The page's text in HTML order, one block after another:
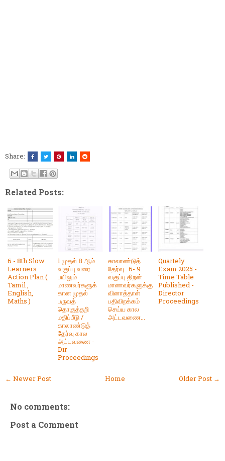
Share:
Related Posts:
6 - 8th Slow
Learners
Action Plan (
Tamil ,
English,
Maths )
1 முதல் 8 ஆம்
வகுப்பு வரை
பயிலும்
மாணவர்களுக்
கான முதல்
பருவத்
தொகுத்தறி
மதிப்பீடு /
காலாண்டுத்
தேர்வு கால
அட்டவணை -
Dir
Proceedings
காலாண்டுத்
தேர்வு : 6- 9
வகுப்பு திறன்
மாணவர்களுக்கு
வினாத்தாள்
பதிவிறக்கம்
செய்ய கால
அட்டவணை...
Quartely
Exam 2025 -
Time Table
Published -
Director
Proceedings
← Newer Post Older Post →
Home
No comments:
Post a Comment